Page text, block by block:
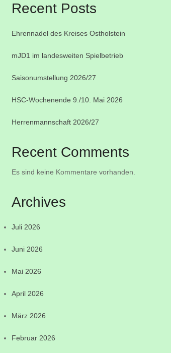
Recent Posts
Ehrennadel des Kreises Ostholstein
mJD1 im landesweiten Spielbetrieb
Saisonumstellung 2026/27
HSC-Wochenende 9./10. Mai 2026
Herrenmannschaft 2026/27
Recent Comments
Es sind keine Kommentare vorhanden.
Archives
Juli 2026
Juni 2026
Mai 2026
April 2026
März 2026
Februar 2026